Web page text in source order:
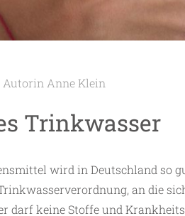
Autorin Anne Klein
Trinkwasser
wird in Deutschland so
an die
darf keine Stoffe und